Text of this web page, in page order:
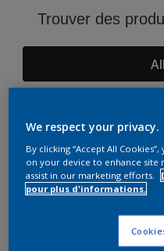
Trouver des
We respect your privacy.
By clicking “Accept All
on your device to enhance site
assist in our marketing efforts.
pour plus d'informations.